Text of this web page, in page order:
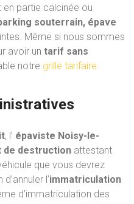
en partie calcinée ou
souterrain, épave
Même si nous sommes
avoir un tarif sans
notre grille tarifaire.
, l’ épaviste Noisy-le-
de destruction attestant
que vous devrez
l’immatriculation
d’immatriculation des